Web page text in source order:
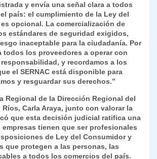
y envía una señal clara a todos
país: el cumplimiento de la Ley del
opcional. La comercialización de
estándares de seguridad exigidos,
inaceptable para la ciudadanía. Por
todos los proveedores a operar con
y recordamos a los
el SERNAC está disponible para
y resguardar sus derechos.”
Regional de la Dirección Regional del
Ríos, Carla Araya, junto con valorar la
que esta decisión judicial ratifica una
empresas tienen que ser profesionales
de Ley del Consumidor y
que protegen a las personas, las
a todos los comercios del país.